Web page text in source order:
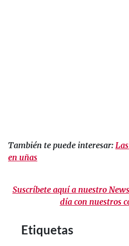
También te puede interesar:
en uñas
Suscríbete aquí a nuestro
día con nuestros
Etiquetas